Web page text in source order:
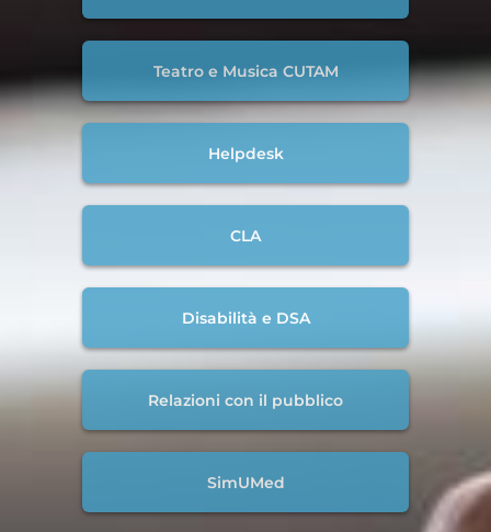
Teatro e Musica CUTAM
Helpdesk
CLA
Disabilità e DSA
Relazioni con il pubblico
SimUMed